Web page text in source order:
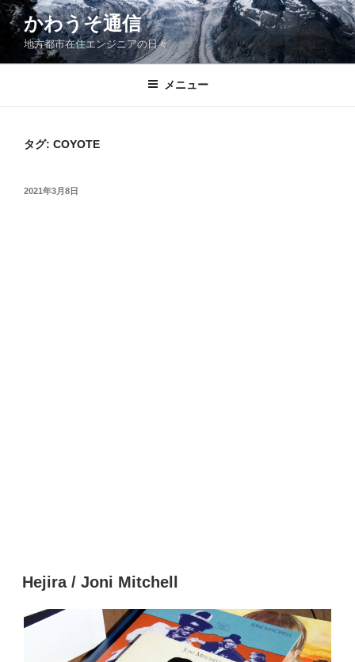
コ
ン
ン
かわうそ通信
地方都市在住エンジニアの日々
メニュー
タグ: COYOTE
投
2021年3月8日
Hejira / Joni Mitchell